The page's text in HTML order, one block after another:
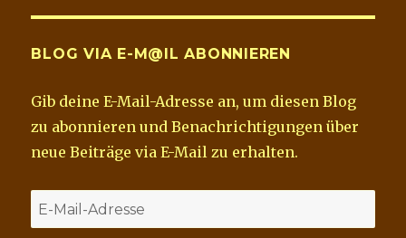
BLOG VIA E-M@IL ABONNIEREN
Gib deine E-Mail-Adresse an, um diesen Blog
zu abonnieren und Benachrichtigungen über
neue Beiträge via E-Mail zu erhalten.
E-
Mail-